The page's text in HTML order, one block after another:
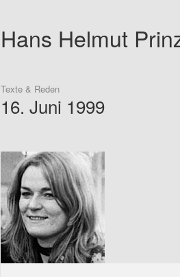
Hans Helmut
Texte & Reden
16. Juni 1999